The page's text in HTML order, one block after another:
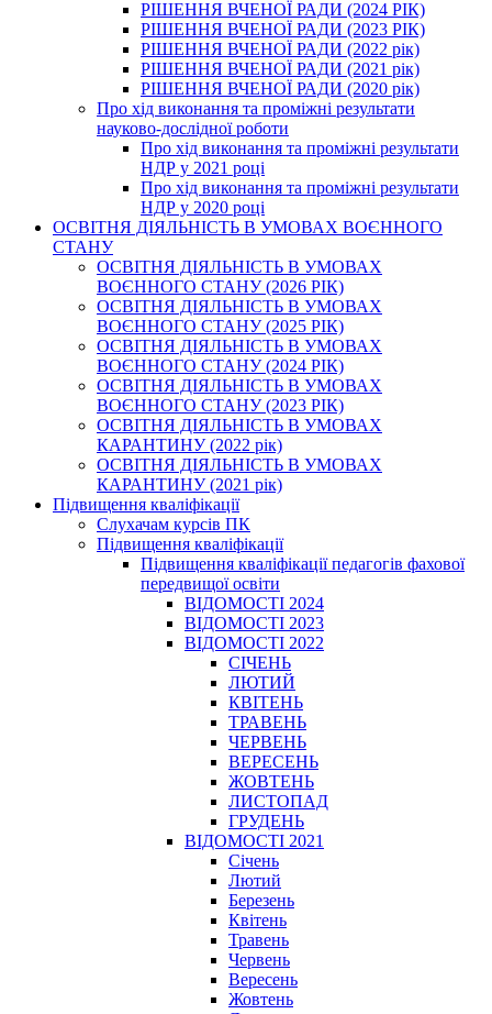
РІШЕННЯ ВЧЕНОЇ РАДИ (2024 РІК)
РІШЕННЯ ВЧЕНОЇ РАДИ (2023 РІК)
РІШЕННЯ ВЧЕНОЇ РАДИ (2022 рік)
РІШЕННЯ ВЧЕНОЇ РАДИ (2021 рік)
РІШЕННЯ ВЧЕНОЇ РАДИ (2020 рік)
Про хід виконання та проміжні результати
науково-дослідної роботи
Про хід виконання та проміжні результати
НДР у 2021 році
Про хід виконання та проміжні результати
НДР у 2020 році
ОСВІТНЯ ДІЯЛЬНІСТЬ В УМОВАХ ВОЄННОГО
СТАНУ
ОСВІТНЯ ДІЯЛЬНІСТЬ В УМОВАХ
ВОЄННОГО СТАНУ (2026 РІК)
ОСВІТНЯ ДІЯЛЬНІСТЬ В УМОВАХ
ВОЄННОГО СТАНУ (2025 РІК)
ОСВІТНЯ ДІЯЛЬНІСТЬ В УМОВАХ
ВОЄННОГО СТАНУ (2024 РІК)
ОСВІТНЯ ДІЯЛЬНІСТЬ В УМОВАХ
ВОЄННОГО СТАНУ (2023 РІК)
ОСВІТНЯ ДІЯЛЬНІСТЬ В УМОВАХ
КАРАНТИНУ (2022 рік)
ОСВІТНЯ ДІЯЛЬНІСТЬ В УМОВАХ
КАРАНТИНУ (2021 рік)
Підвищення кваліфікації
Слухачам курсів ПК
Підвищення кваліфікації
Підвищення кваліфікації педагогів фахової
передвищої освіти
ВІДОМОСТІ 2024
ВІДОМОСТІ 2023
ВІДОМОСТІ 2022
СІЧЕНЬ
ЛЮТИЙ
КВІТЕНЬ
ТРАВЕНЬ
ЧЕРВЕНЬ
ВЕРЕСЕНЬ
ЖОВТЕНЬ
ЛИСТОПАД
ГРУДЕНЬ
ВІДОМОСТІ 2021
Січень
Лютий
Березень
Квітень
Травень
Червень
Вересень
Жовтень